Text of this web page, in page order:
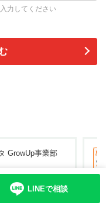
力してください
GrowUp事業部
LINEで相談